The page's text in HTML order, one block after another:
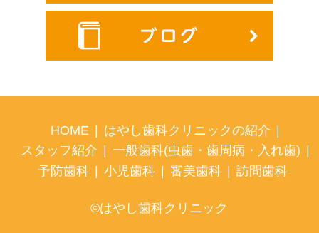
HOME | はやし歯科クリニックの紹介 |
スタッフ紹介
一般歯科(虫歯・歯周病・入れ歯)
予防歯科 | 小児歯科 | 審美歯科 | 訪問歯科
©はやし歯科クリニック